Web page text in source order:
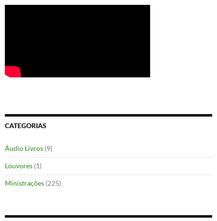
CATEGORIAS
Áudio Livros (9)
Louvores (1)
Ministrações (225)